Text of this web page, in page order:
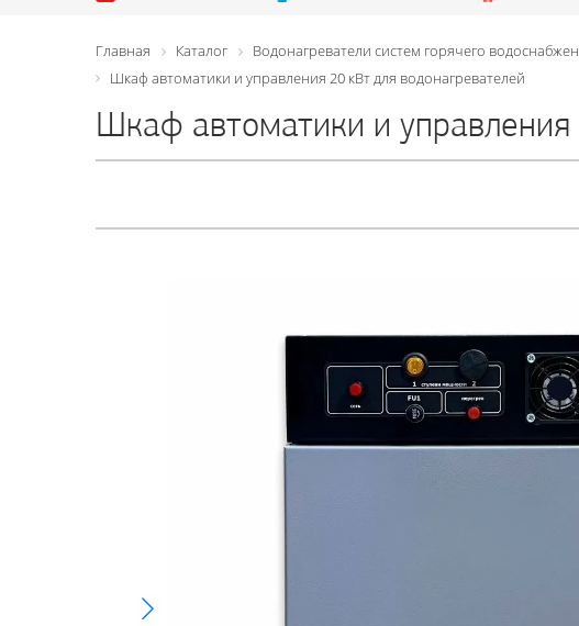
Главная Каталог Водонагреватели систем горячего
Шкаф автоматики и управления 20 кВт для водонагревателей
Шкаф автоматики и